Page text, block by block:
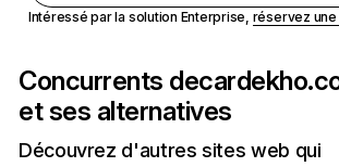
Intéressé par la solution Enterprise, réservez
Concurrents de
et ses alternatives
Découvrez d'autres sites web qui